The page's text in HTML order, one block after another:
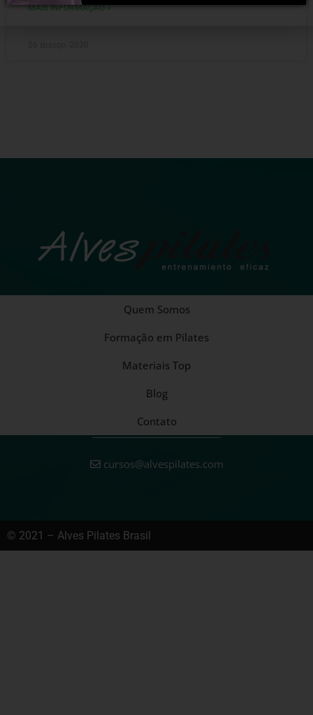
MAIS INFORMAÇÃO »
Quem Somos
Formação em Pilates
Materiais Top
Blog
Contato
cursos@alvespilates.com
© 2021 – Alves Pilates Brasil